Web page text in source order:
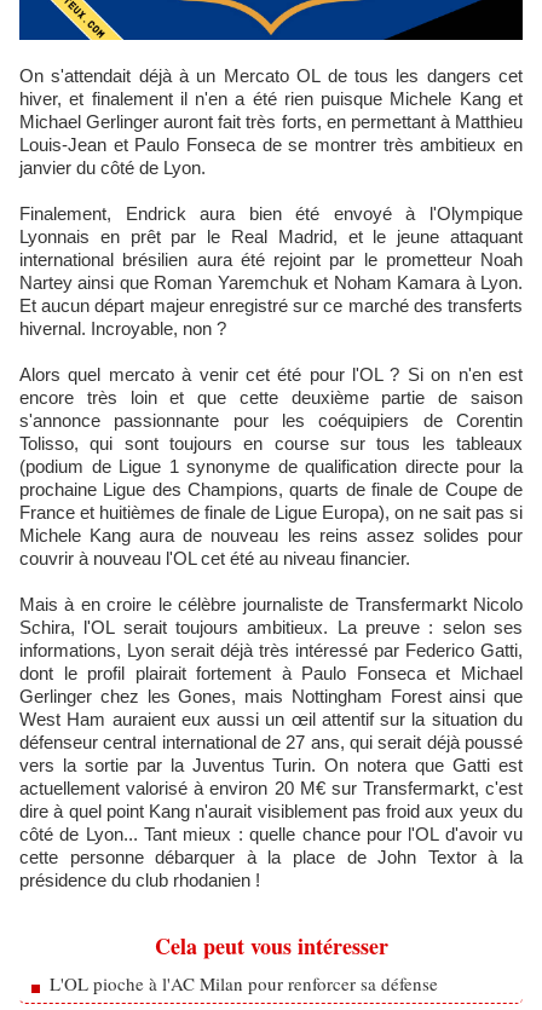
On s'attendait déjà à un Mercato OL de tous les dangers cet
hiver, et finalement il n'en a été rien puisque Michele Kang et
Michael Gerlinger auront fait très forts, en permettant à Matthieu
Louis-Jean et Paulo Fonseca de se montrer très ambitieux en
janvier du côté de Lyon.
Finalement, Endrick aura bien été envoyé à l'Olympique
Lyonnais en prêt par le Real Madrid, et le jeune attaquant
international brésilien aura été rejoint par le prometteur Noah
Nartey ainsi que Roman Yaremchuk et Noham Kamara à Lyon.
Et aucun départ majeur enregistré sur ce marché des transferts
hivernal. Incroyable, non ?
Alors quel mercato à venir cet été pour l'OL ? Si on n'en est
encore très loin et que cette deuxième partie de saison
s'annonce passionnante pour les coéquipiers de Corentin
Tolisso, qui sont toujours en course sur tous les tableaux
(podium de Ligue 1 synonyme de qualification directe pour la
prochaine Ligue des Champions, quarts de finale de Coupe de
France et huitièmes de finale de Ligue Europa), on ne sait pas si
Michele Kang aura de nouveau les reins assez solides pour
couvrir à nouveau l'OL cet été au niveau financier.
Mais à en croire le célèbre journaliste de Transfermarkt Nicolo
Schira, l'OL serait toujours ambitieux. La preuve : selon ses
informations, Lyon serait déjà très intéressé par Federico Gatti,
dont le profil plairait fortement à Paulo Fonseca et Michael
Gerlinger chez les Gones, mais Nottingham Forest ainsi que
West Ham auraient eux aussi un œil attentif sur la situation du
défenseur central international de 27 ans, qui serait déjà poussé
vers la sortie par la Juventus Turin. On notera que Gatti est
actuellement valorisé à environ 20 M€ sur Transfermarkt, c'est
dire à quel point Kang n'aurait visiblement pas froid aux yeux du
côté de Lyon... Tant mieux : quelle chance pour l'OL d'avoir vu
cette personne débarquer à la place de John Textor à la
présidence du club rhodanien !
Cela peut vous intéresser
L'OL pioche à l'AC Milan pour renforcer sa défense